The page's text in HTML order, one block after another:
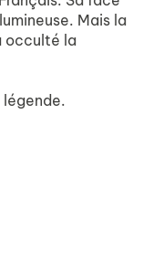
Mais la
occulté la
légende.